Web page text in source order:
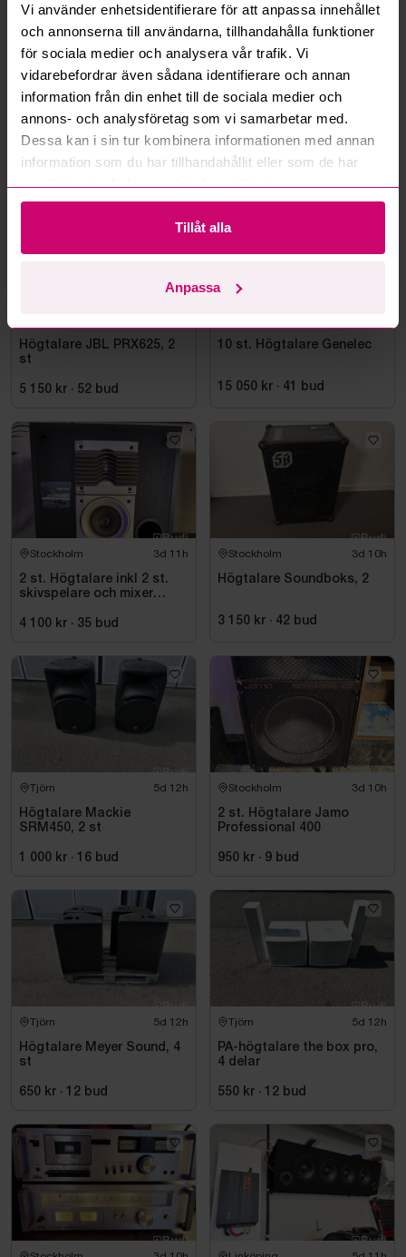
Vi använder enhetsidentifierare för att anpassa innehållet
och annonserna till användarna, tillhandahålla funktioner
för sociala medier och analysera vår trafik. Vi
vidarebefordrar även sådana identifierare och annan
information från din enhet till de sociala medier och
annons- och analysföretag som vi samarbetar med.
Dessa kan i sin tur kombinera informationen med annan
information som du har tillhandahållit eller som de har
samlat in när du har använt deras tjänster.
Tillåt alla
Anpassa
Kan ni frakta mina vunna objekt?
Läs fler frågor och svar
Mer från samma kategori
Högtalare JBL PRX625, 2
st
5 150 kr · 52 bud
10 st. Högtalare Genelec
15 050 kr · 41 bud
Stockholm 3d 11h
2 st. Högtalare inkl 2 st.
skivspelare och mixer
4 100 kr · 35 bud
Stockholm 3d 10h
Högtalare Soundboks, 2
3 150 kr · 42 bud
Tjörn 5d 12h
Högtalare Mackie
SRM450, 2 st
1 000 kr · 16 bud
Stockholm 3d 10h
2 st. Högtalare Jamo
Professional 400
950 kr · 9 bud
Tjörn 5d 12h
Högtalare Meyer Sound, 4
st
650 kr · 12 bud
Tjörn 5d 12h
PA-högtalare the box pro,
4 delar
550 kr · 12 bud